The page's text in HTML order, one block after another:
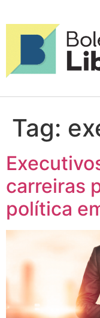
Tag:
carreiras
política